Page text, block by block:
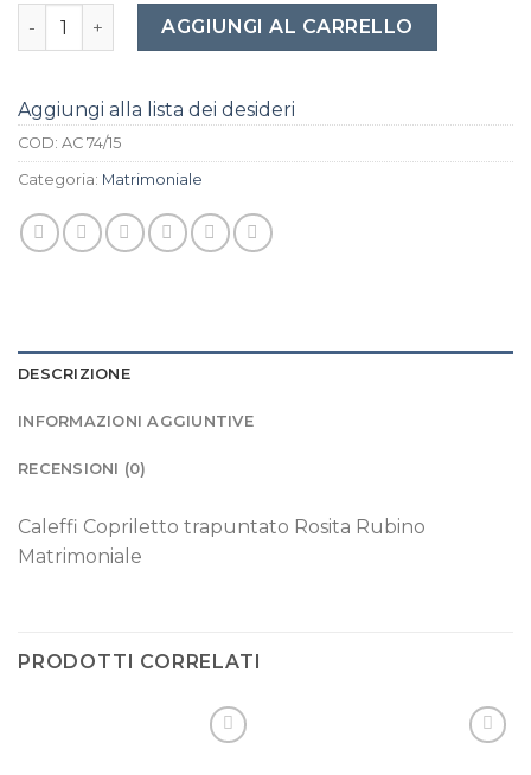
Caleffi Copriletto trapuntato Rosita Rubino
AGGIUNGI AL CARRELLO
Aggiungi alla lista dei desideri
COD: AC 74/15
Categoria: Matrimoniale
DESCRIZIONE
INFORMAZIONI AGGIUNTIVE
RECENSIONI (0)
Caleffi Copriletto trapuntato Rosita Rubino
Matrimoniale
PRODOTTI CORRELATI